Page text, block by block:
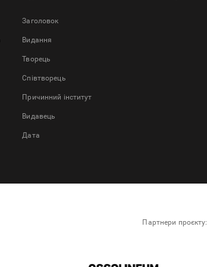
Заголовок
Bидання
Творець
Співтворець
Причинний інститут
Видавець
Дата
Партнери проєкту: